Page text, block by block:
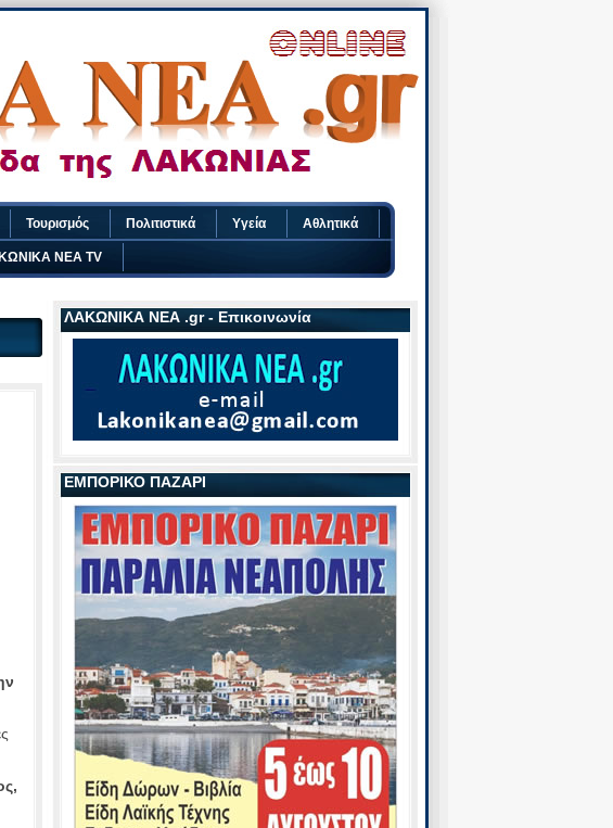
ΛΑΚΩΝΙΚΑ ΝΕΑ .gr - Επικοινωνία
ΕΜΠΟΡΙΚΟ ΠΑΖΑΡΙ
Τουρισμός Πολιτιστικά Υγεία Αθλητικά
ΝΕΑ TV